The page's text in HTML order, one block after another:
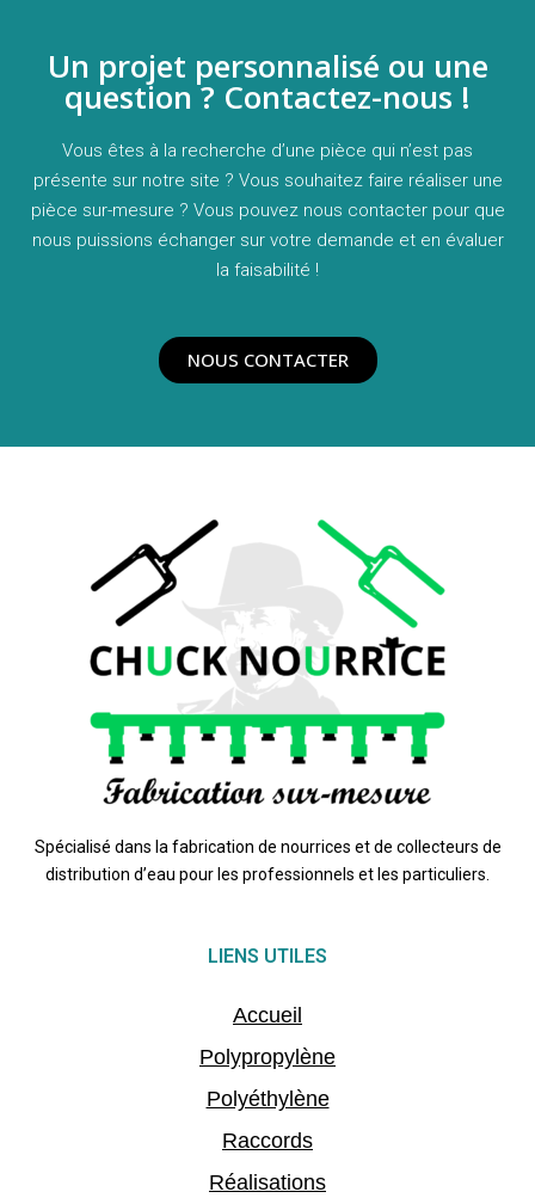
Un projet personnalisé ou une
question ? Contactez-nous !
Vous êtes à la recherche d’une pièce qui n’est pas
présente sur notre site ? Vous souhaitez faire réaliser une
pièce sur-mesure ? Vous pouvez nous contacter pour que
nous puissions échanger sur votre demande et en évaluer
la faisabilité !
NOUS CONTACTER
Spécialisé dans la fabrication de nourrices et de collecteurs de
distribution d’eau pour les professionnels et les particuliers.
LIENS UTILES
Accueil
Polypropylène
Polyéthylène
Raccords
Réalisations